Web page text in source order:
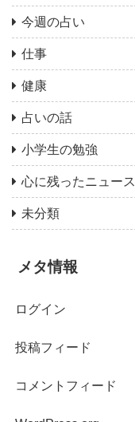
今週の占い
仕事
健康
占いの話
小学生の勉強
心に残ったニュース
未分類
メタ情報
ログイン
投稿フィード
コメントフィード